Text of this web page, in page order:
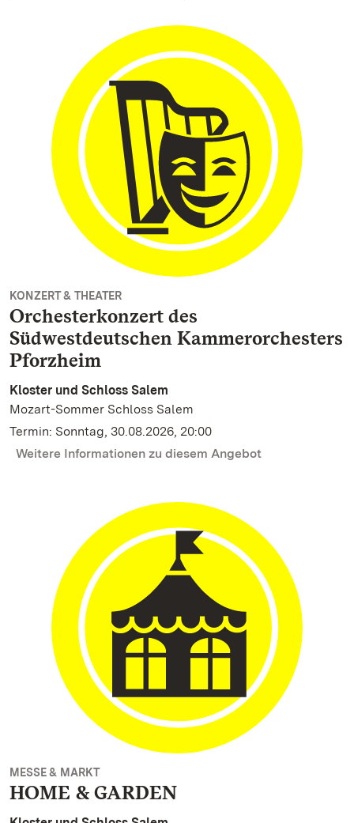
KONZERT & THEATER
Orchesterkonzert des
Südwestdeutschen Kammerorchesters
Pforzheim
Kloster und Schloss Salem
Mozart-Sommer Schloss Salem
Termin: Sonntag, 30.08.2026, 20:00
Weitere Informationen zu diesem Angebot
MESSE & MARKT
HOME & GARDEN